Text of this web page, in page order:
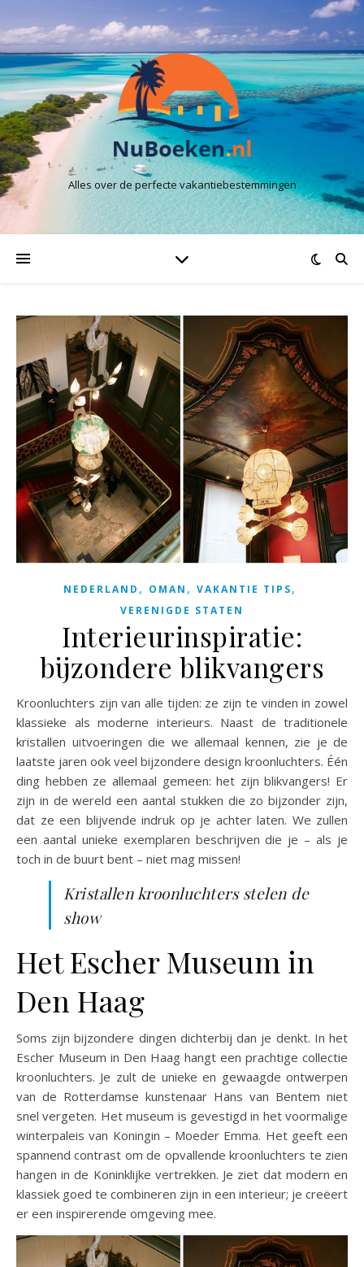
Alles over de perfecte vakantiebestemmingen
NEDERLAND , OMAN , VAKANTIE TIPS,
VERENIGDE STATEN
Interieurinspiratie:
bijzondere blikvangers
Kroonluchters zijn van alle tijden: ze zijn te vinden in zowel
klassieke als moderne interieurs. Naast de traditionele
kristallen uitvoeringen die we allemaal kennen, zie je de
laatste jaren ook veel bijzondere design kroonluchters. Één
ding hebben ze allemaal gemeen: het zijn blikvangers! Er
zijn in de wereld een aantal stukken die zo bijzonder zijn,
dat ze een blijvende indruk op je achter laten. We zullen
een aantal unieke exemplaren beschrijven die je – als je
toch in de buurt bent – niet mag missen!
Kristallen kroonluchters stelen de
show
Het Escher Museum in
Den Haag
Soms zijn bijzondere dingen dichterbij dan je denkt. In het
Escher Museum in Den Haag hangt een prachtige collectie
kroonluchters. Je zult de unieke en gewaagde ontwerpen
van de Rotterdamse kunstenaar Hans van Bentem niet
snel vergeten. Het museum is gevestigd in het voormalige
winterpaleis van Koningin – Moeder Emma. Het geeft een
spannend contrast om de opvallende kroonluchters te zien
hangen in de Koninklijke vertrekken. Je ziet dat modern en
klassiek goed te combineren zijn in een interieur; je creëert
er een inspirerende omgeving mee.